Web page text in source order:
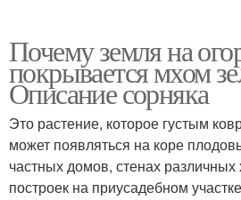
Почему земля на
покрывается мхом
Описание сорняка
Это растение, которое густым
может появляться на коре
частных домов, стенах
построек на приусадебном